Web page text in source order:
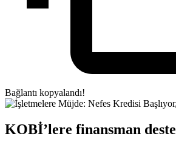
Bağlantı kopyalandı!
KOBİ’lere finansman